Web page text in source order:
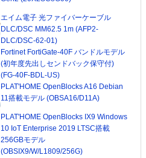
エイム電子 光ファイバーケーブル
DLC/DSC MM62.5 1m (AFP2-
DLC/DSC-62-01)
Fortinet FortiGate-40F バンドルモデル
(初年度先出しセンドバック保守付)
(FG-40F-BDL-US)
PLAT'HOME OpenBlocks A16 Debian
11搭載モデル (OBSA16/D11A)
PLAT'HOME OpenBlocks IX9 Windows
10 IoT Enterprise 2019 LTSC搭載
256GBモデル
(OBSIX9/W/L1809/256G)